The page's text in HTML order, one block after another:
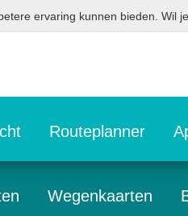
ervaring kunnen bieden. Wil je
Routeplanner
Wegenkaarten